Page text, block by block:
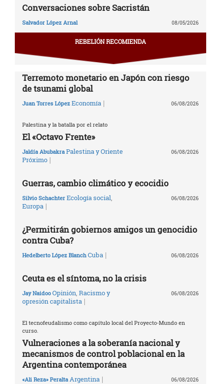
Conversaciones sobre Sacristán
Salvador López Arnal 08/05/2026
REBELIÓN RECOMIENDA
Terremoto monetario en Japón con riesgo
de tsunami global
Juan Torres López Economía | 06/08/2026
Palestina y la batalla por el relato
El «Octavo Frente»
Jaldía Abubakra Palestina y Oriente
Próximo |
06/08/2026
Guerras, cambio climático y ecocidio
Silvio Schachter Ecología social
Europa |
06/08/2026
¿Permitirán gobiernos amigos un genocidio
contra Cuba?
Hedelberto López Blanch Cuba | 06/08/2026
Ceuta es el síntoma, no la crisis
Jay Naidoo Opinión Racismo y
opresión capitalista |
06/08/2026
El tecnofeudalismo como capítulo local del Proyecto-Mundo en
curso.
Vulneraciones a la soberanía nacional y
mecanismos de control poblacional en la
Argentina contemporánea
«Ali Reza» Peralta Argentina | 06/08/2026